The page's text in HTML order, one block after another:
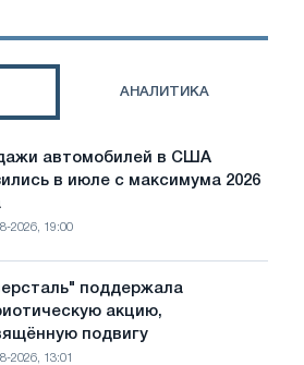
АНАЛИТИКА
автомобилей в США
в июле с максимума 2026
2026, 19:00
поддержала
акцию,
подвигу
2026, 13:01